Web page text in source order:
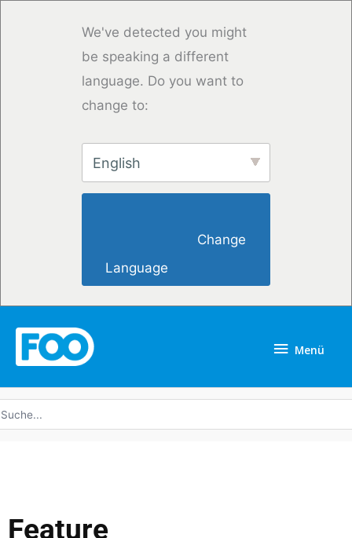
We've detected you might
be speaking a different
language. Do you want to
change to:
English
Language
Menü
Feature